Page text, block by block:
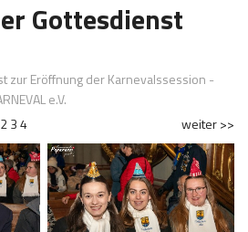
Gottesdienst
zur Eröffnung der Karnevalssession -
e.V.
2 34 weiter >>